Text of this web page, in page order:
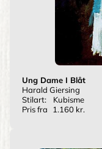
Ung Dame I Blåt
Harald Giersing
Stilart:
Kubisme
Pris fra
1.160 kr.